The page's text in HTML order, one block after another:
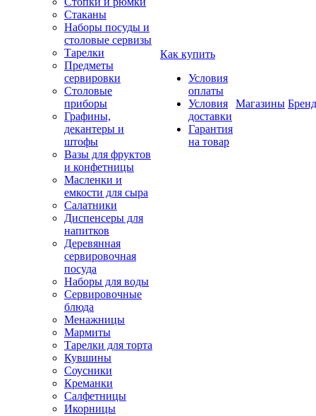
Стаканы
Наборы посуды и
столовые сервизы
Тарелки
Предметы
сервировки
Столовые
приборы
Графины,
декантеры и
штофы
Вазы для фруктов
и конфетницы
Масленки и
емкости для сыра
Салатники
Диспенсеры для
напитков
Деревянная
сервировочная
посуда
Наборы для воды
Сервировочные
блюда
Менажницы
Мармиты
Тарелки для торта
Кувшины
Соусники
Креманки
Салфетницы
Икорницы
Как купить
Условия
оплаты
Условия
доставки
Гарантия
на товар
Магазины